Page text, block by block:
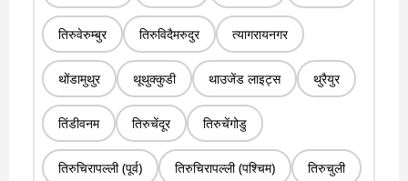
तिरुवेरुम्बुर तिरुविदैमरुदुर त्यागरायनगर
थोंडामुथुर थूथुक्कुडी थाउजेंड लाइट्स थुरैयुर
तिंडीवनम तिरुचेंदूर तिरुचेंगोडु
तिरुचिरापल्ली (पूर्व) तिरुचिरापल्ली (पश्चिम) तिरुचुली